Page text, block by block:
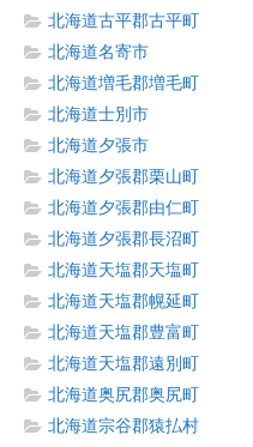
北海道古平郡古平町
北海道名寄市
北海道増毛郡増毛町
北海道士別市
北海道夕張市
北海道夕張郡栗山町
北海道夕張郡由仁町
北海道夕張郡長沼町
北海道天塩郡天塩町
北海道天塩郡幌延町
北海道天塩郡豊富町
北海道天塩郡遠別町
北海道奥尻郡奥尻町
北海道宗谷郡猿払村